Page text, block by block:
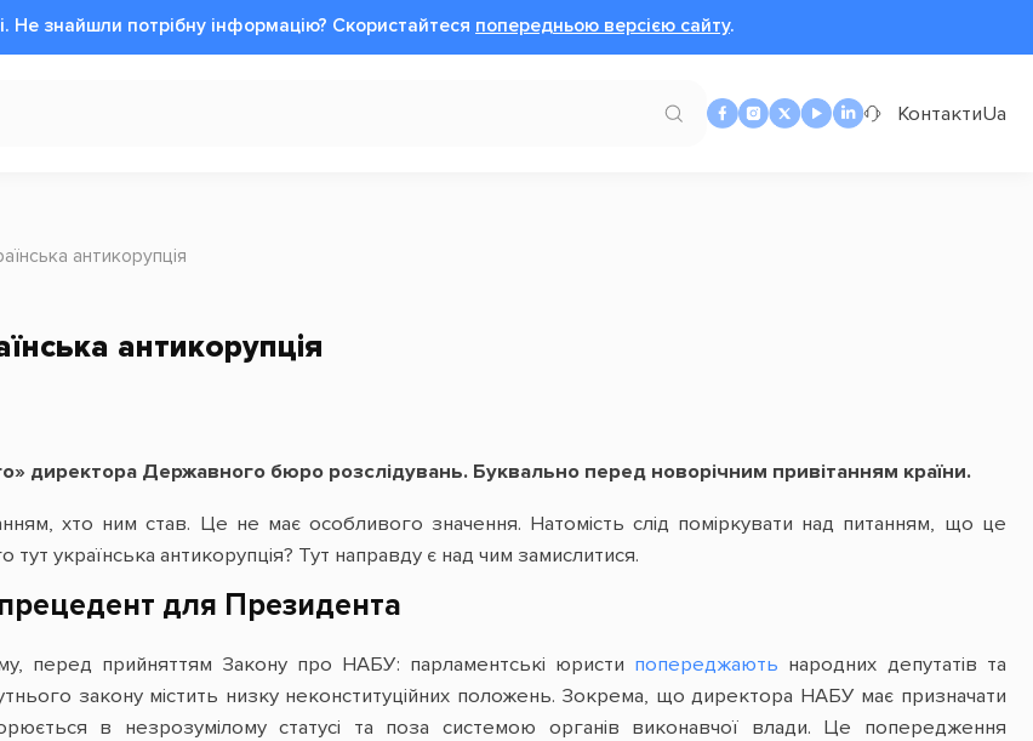
Не знайшли потрібну інформацію? Cкористайтеся попередньою версією сайту.
КонтактиUa
антикорупція
антикорупція
директора Державного бюро розслідувань. Буквально перед новорічним привітанням країни.
хто ним став. Це не має особливого значення. Натомість слід поміркувати над питанням, що це
тут українська антикорупція? Тут направду є над чим замислитися.
для Президента
перед прийняттям Закону про НАБУ: парламентські юристи попереджають народних депутатів та
закону містить низку неконституційних положень. Зокрема, що директора НАБУ має призначати
в незрозумілому статусі та поза системою органів виконавчої влади. Це попередження